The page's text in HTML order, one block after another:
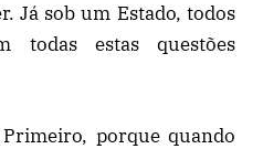
Já sob um Estado, todos
todas estas questões
porque quando